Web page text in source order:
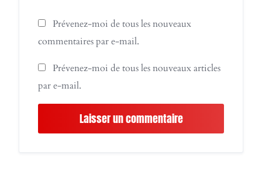
Prévenez-moi de tous les nouveaux
commentaires par e-mail.
Prévenez-moi de tous les nouveaux articles
par e-mail.